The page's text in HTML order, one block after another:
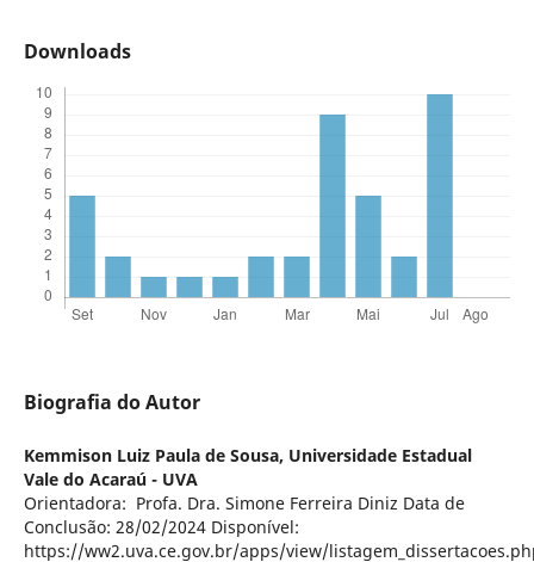
Downloads
Biografia do Autor
Kemmison Luiz Paula de Sousa, Universidade Estadual
Vale do Acaraú - UVA
Orientadora: Profa. Dra. Simone Ferreira Diniz Data de
Conclusão: 28/02/2024 Disponível:
https://ww2.uva.ce.gov.br/apps/view/